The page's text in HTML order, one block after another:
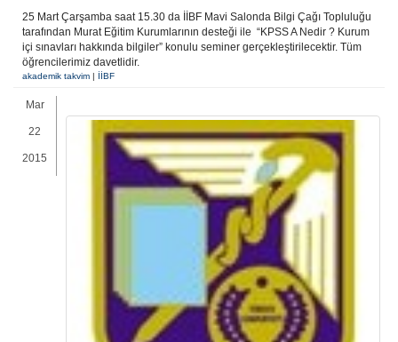
25 Mart Çarşamba saat 15.30 da İİBF Mavi Salonda Bilgi Çağı Topluluğu
tarafından Murat Eğitim Kurumlarının desteği ile “KPSS A Nedir ? Kurum
içi sınavları hakkında bilgiler” konulu seminer gerçekleştirilecektir. Tüm
öğrencilerimiz davetlidir.
akademik takvim | İİBF
Mar
22
2015